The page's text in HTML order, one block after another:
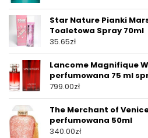
Star Nature Pianki
Toaletowa Spray 70ml
35.65zł
Lancome Magnifique
perfumowana 75 ml
799.00zł
The Merchant of
perfumowana 50ml
340.00zł